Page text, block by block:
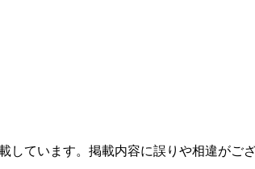
ています。掲載内容に誤りや相違がご